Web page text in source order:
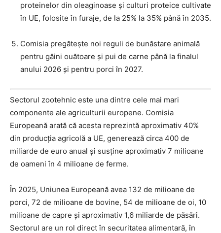
proteinelor din oleaginoase și culturi proteice cultivate
în UE, folosite în furaje, de la 25% la 35% până în 2035.
Comisia pregătește noi reguli de bunăstare animală
pentru găini ouătoare și pui de carne până la finalul
anului 2026 și pentru porci în 2027.
Sectorul zootehnic este una dintre cele mai mari
componente ale agriculturii europene. Comisia
Europeană arată că acesta reprezintă aproximativ 40%
din producția agricolă a UE, generează circa 400 de
miliarde de euro anual și susține aproximativ 7 milioane
de oameni în 4 milioane de ferme.
În 2025, Uniunea Europeană avea 132 de milioane de
porci, 72 de milioane de bovine, 54 de milioane de oi, 10
milioane de capre și aproximativ 1,6 miliarde de păsări.
Sectorul are un rol direct în securitatea alimentară, în